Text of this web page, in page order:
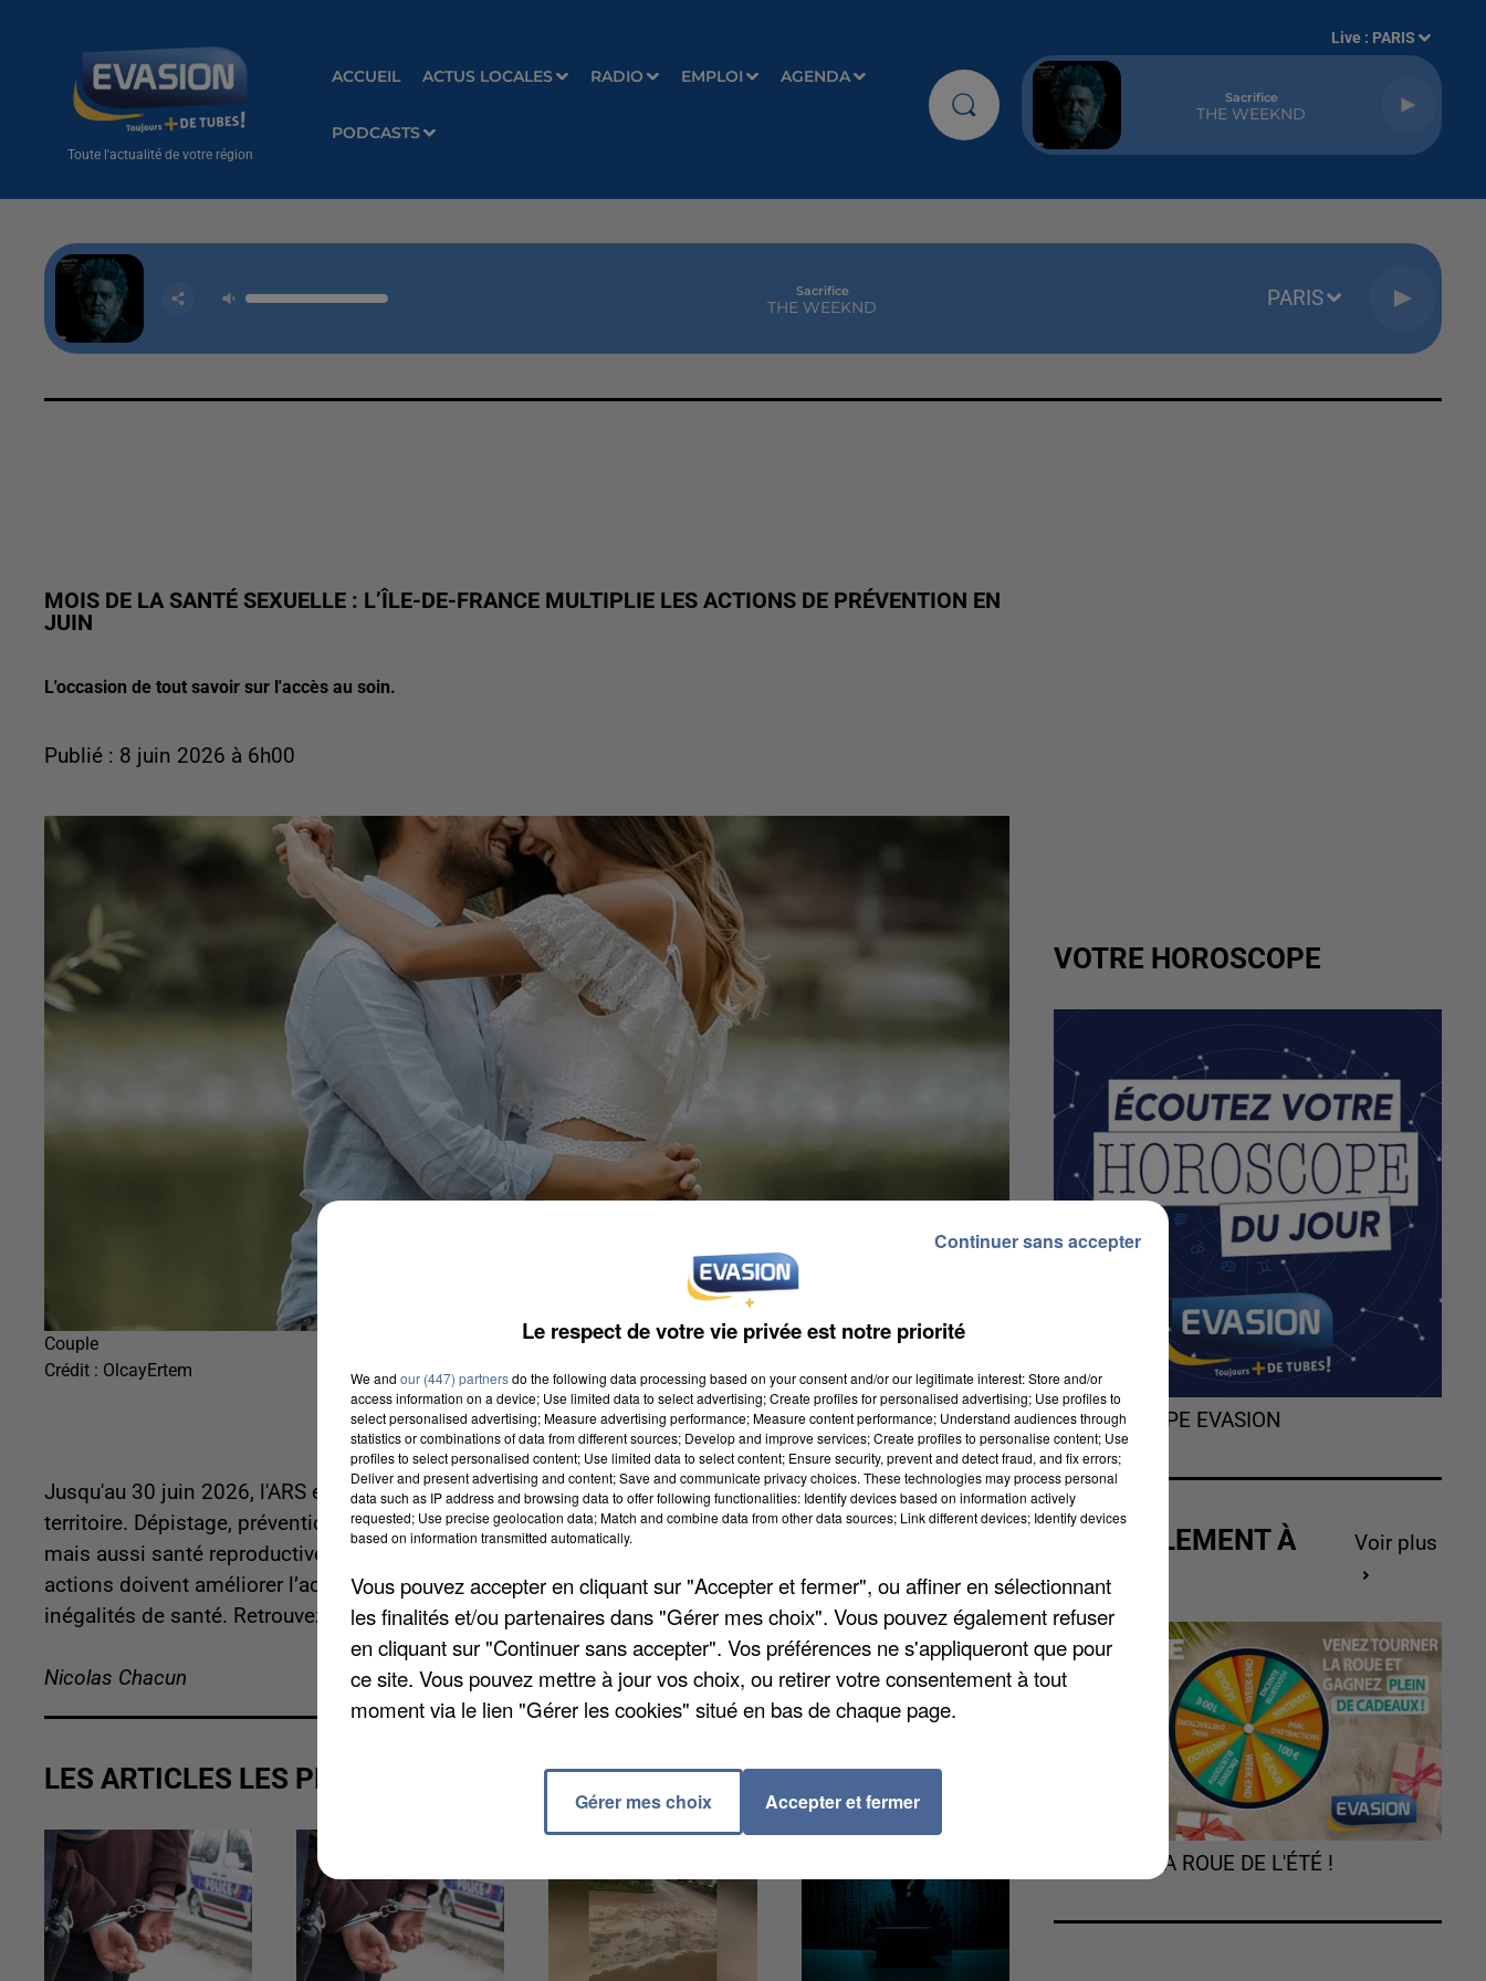
Toute l'actualité de votre région
ACCUEIL ACTUS LOCALES RADIO EMPLOI AGENDA
PODCASTS
Live : PARIS
Sacrifice
THE WEEKND
Sacrifice
THE WEEKND PARIS
MOIS DE LA SANTÉ SEXUELLE : L’ÎLE-DE-FRANCE MULTIPLIE LES ACTIONS DE PRÉVENTION EN
JUIN
L'occasion de tout savoir sur l'accès au soin.
Publié : 8 juin 2026 à 6h00
Couple
Crédit : OlcayErtem
Jusqu'au 30 juin 2026, l'ARS et la Région déploient une vaste campagne de prévention à travers tout le
territoire. Dépistage, prévention du VIH, des infections sexuellement transmissibles et des hépatites,
mais aussi santé reproductive : c'est au programme des nombreuses initiatives proposées. Les
actions doivent améliorer l’accès à l’information, aux droits et aux soins, tout en réduisant les
inégalités de santé. Retrouvez la cartographie des actions surwww.iledefrance.ars.sante.fr.
Nicolas Chacun
LES ARTICLES LES PLUS VUS
VOTRE HOROSCOPE
L'HOROSCOPE EVASION
ACTUELLEMENT À
GAGNER
Voir plus
TOURNEZ LA ROUE DE L'ÉTÉ !
Le respect de votre vie privée est notre priorité
We and our (447) partnersdo the following data processing based on your consent and/or our legitimate interest: Store and/or
access information on a device; Use limited data to select advertising; Create profiles for personalised advertising; Use profiles to
select personalised advertising; Measure advertising performance; Measure content performance; Understand audiences through
statistics or combinations of data from different sources; Develop and improve services; Create profiles to personalise content; Use
profiles to select personalised content; Use limited data to select content; Ensure security, prevent and detect fraud, and fix errors;
Deliver and present advertising and content; Save and communicate privacy choices. These technologies may process personal
data such as IP address and browsing data to offer following functionalities: Identify devices based on information actively
requested; Use precise geolocation data; Match and combine data from other data sources; Link different devices; Identify devices
based on information transmitted automatically.
Vous pouvez accepter en cliquant sur "Accepter et fermer", ou affiner en sélectionnant
les finalités et/ou partenaires dans "Gérer mes choix". Vous pouvez également refuser
en cliquant sur "Continuer sans accepter". Vos préférences ne s'appliqueront que pour
ce site. Vous pouvez mettre à jour vos choix, ou retirer votre consentement à tout
moment via le lien "Gérer les cookies" situé en bas de chaque page.
Gérer mes choix Accepter et fermer
Continuer sans accepter